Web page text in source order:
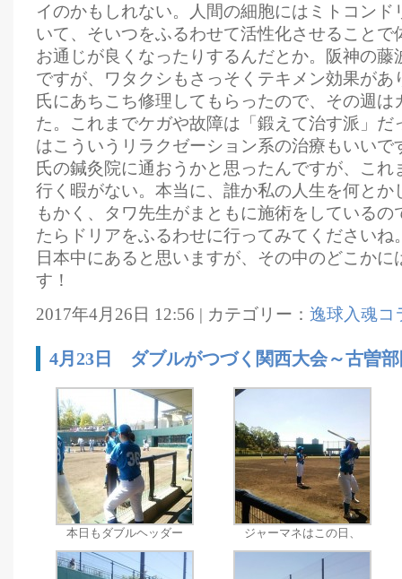
イのかもしれない。人間の細胞にはミトコンド
いて、そいつをふるわせて活性化させることで
お通じが良くなったりするんだとか。阪神の藤
ですが、ワタクシもさっそくテキメン効果があ
氏にあちこち修理してもらったので、その週は
た。これまでケガや故障は「鍛えて治す派」だ
はこういうリラクゼーション系の治療もいいで
氏の鍼灸院に通おうかと思ったんですが、これ
行く暇がない。本当に、誰か私の人生を何とか
もかく、タワ先生がまともに施術をしているの
たらドリアをふるわせに行ってみてくださいね
日本中にあると思いますが、その中のどこか
す！
2017年4月26日 12:56 | カテゴリー： 逸球入魂コ
4月23日 ダブルがつづく関西大会～古曽
本日もダブルヘッダー ジャーマネはこの日、